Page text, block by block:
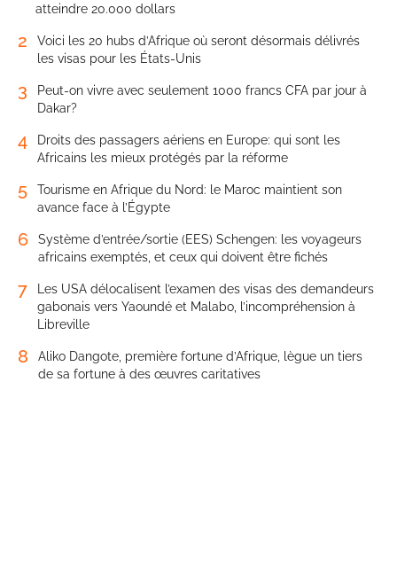
atteindre 20.000 dollars
2
Voici les 20 hubs d’Afrique où seront désormais délivrés
les visas pour les États-Unis
3
Peut-on vivre avec seulement 1000 francs CFA par jour à
Dakar?
4
Droits des passagers aériens en Europe: qui sont les
Africains les mieux protégés par la réforme
5
Tourisme en Afrique du Nord: le Maroc maintient son
avance face à l’Égypte
6
Système d’entrée/sortie (EES) Schengen: les voyageurs
africains exemptés, et ceux qui doivent être fichés
7
Les USA délocalisent l’examen des visas des demandeurs
gabonais vers Yaoundé et Malabo, l’incompréhension à
Libreville
8
Aliko Dangote, première fortune d’Afrique, lègue un tiers
de sa fortune à des œuvres caritatives